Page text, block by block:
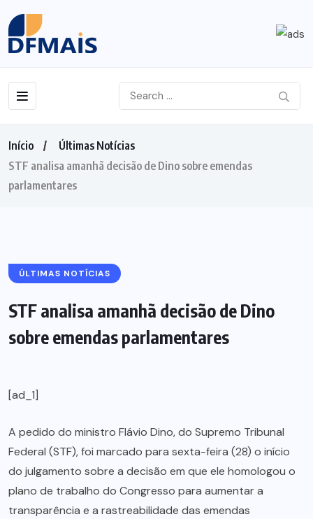
Início
Últimas Notícias
STF analisa amanhã decisão de Dino sobre emendas
parlamentares
ÚLTIMAS NOTÍCIAS
STF analisa amanhã decisão de Dino
sobre emendas parlamentares
[ad_1]
A pedido do ministro Flávio Dino, do Supremo Tribunal
Federal (STF), foi marcado para sexta-feira (28) o início
do julgamento sobre a decisão em que ele homologou o
plano de trabalho do Congresso para aumentar a
transparência e a rastreabilidade das emendas